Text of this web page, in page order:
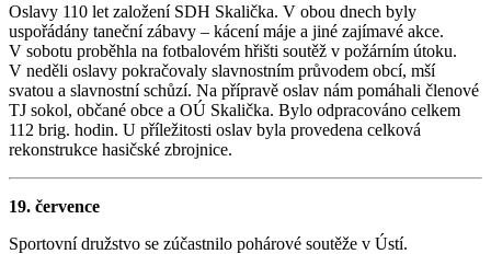
Oslavy 110 let založení SDH Skalička. V obou dnech byly
uspořádány taneční zábavy – kácení máje a jiné zajímavé akce.
V sobotu proběhla na fotbalovém hřišti soutěž v požárním útoku.
V neděli oslavy pokračovaly slavnostním průvodem obcí, mší
svatou a slavnostní schůzí. Na přípravě oslav nám pomáhali členové
TJ sokol, občané obce a OÚ Skalička. Bylo odpracováno celkem
112 brig. hodin. U příležitosti oslav byla provedena celková
rekonstrukce hasičské zbrojnice.
19. července
Sportovní družstvo se zúčastnilo pohárové soutěže v Ústí.